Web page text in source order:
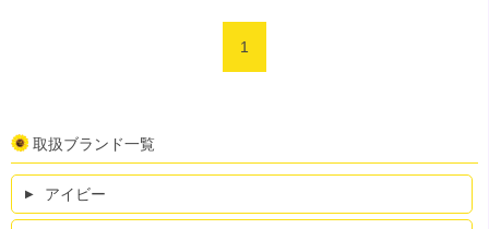
1
取扱ブランド一覧
アイビー